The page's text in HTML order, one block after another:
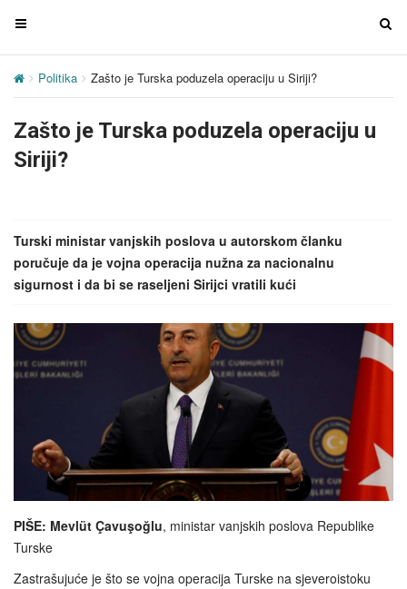
T
g
e
n
g
a
t
o
n
T
o
Politika Zašto je Turska poduzela operaciju u Siriji?
Zašto je Turska poduzela operaciju u
Siriji?
Turski ministar vanjskih poslova u autorskom članku
poručuje da je vojna operacija nužna za nacionalnu
sigurnost i da bi se raseljeni Sirijci vratili kući
PIŠE: Mevlüt Çavuşoğlu, ministar vanjskih poslova Republike
Turske
Zastrašujuće je što se vojna operacija Turske na sjeveroistoku